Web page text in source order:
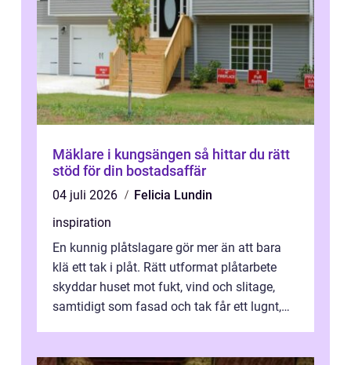
Mäklare i kungsängen så hittar du rätt
stöd för din bostadsaffär
04 juli 2026
Felicia Lundin
inspiration
En kunnig plåtslagare gör mer än att bara
klä ett tak i plåt. Rätt utformat plåtarbete
skyddar huset mot fukt, vind och slitage,
samtidigt som fasad och tak får ett lugnt,